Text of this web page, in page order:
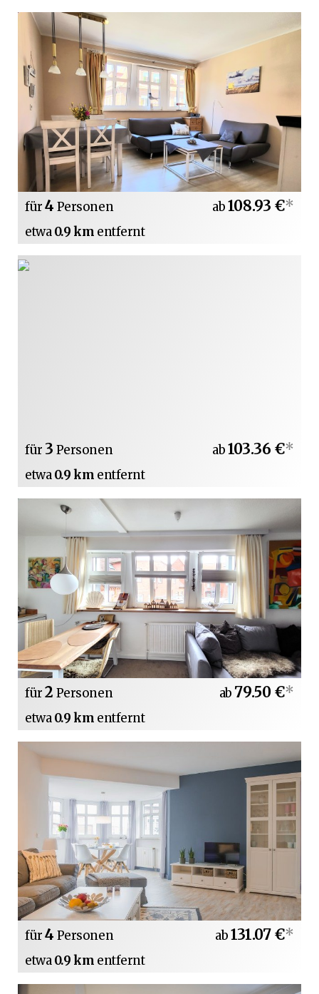
für4 Personen
etwa0.9 km entfernt
ab108.93 €*
für 3 Personen
etwa0.9 km entfernt
ab103.36 €*
für2 Personen
etwa0.9 km entfernt
ab 79.50 €*
für4 Personen
etwa0.9 km entfernt
ab131.07 €*